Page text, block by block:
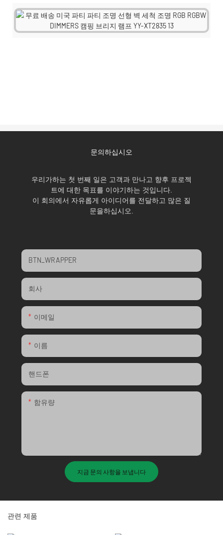
문의하십시오
우리가하는 첫 번째 일은 고객과 만나고 향후 프로젝
트에 대한 목표를 이야기하는 것입니다.
이 회의에서 자유롭게 아이디어를 전달하고 많은 질
문을하십시오.
BTN_WRAPPER
회사
이메일
이름
핸드폰
함유량
지금 문의 사항을 보냅니다
관련 제품